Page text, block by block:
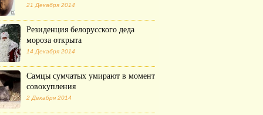
21 Декабря 2014
Резиденция белорусского деда
мороза открыта
14 Декабря 2014
Самцы сумчатых умирают в момент
совокупления
2 Декабря 2014